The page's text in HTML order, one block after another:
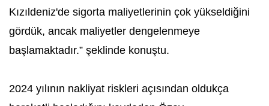
Kızıldeniz'de sigorta maliyetlerinin çok yükseldiğini
gördük, ancak maliyetler dengelenmeye
başlamaktadır.” şeklinde konuştu.
2024 yılının nakliyat riskleri açısından oldukça